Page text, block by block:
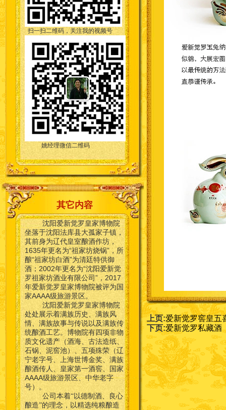
扫一扫二维码，关注我的视频号
姚经理微信二维码
其它内容
沈阳爱新觉罗皇家博物院
坐落于沈阳法库县大孤家子镇，
其前身为辽代皇室酿酒作坊，
1635年更名为“祖家坊烧锅”，所
酿“祖家坊白酒”为清廷特供御
酒；2002年更名为“沈阳爱新觉
罗祖家坊酒业有限公司”，2017
年爱新觉罗皇家博物院被评为国
家AAAA级旅游景区。
沈阳爱新觉罗皇家博物院
处处展示着满族历史、满族风
情、满族故事与传说以及满族传
统酿酒工艺。博物院有四项非物
质文化遗产（酒海、古法造纸、
石锅、泥窖池）、五项殊荣（辽
宁老字号、上海世博金奖、满族
酿酒传人、皇家第一酒窖、国家
AAAA级旅游景区、中华老字
号）。
公司本着“以德制酒、良心
酿造”的理念，以精选纯粮酿造
上页:爱新觉罗窖皇五
下页:爱新觉罗私藏酒